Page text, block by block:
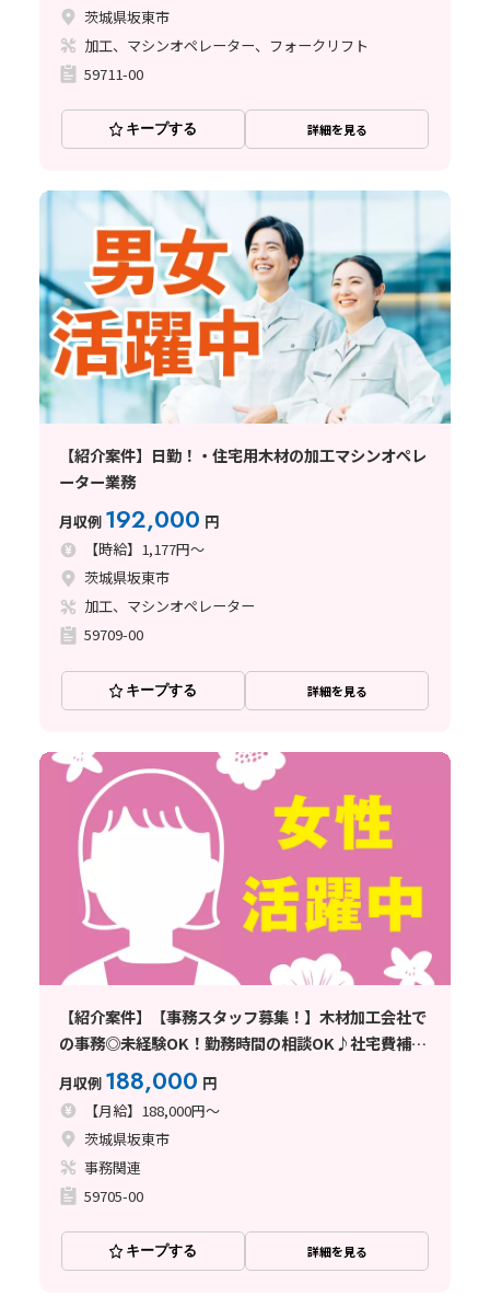
茨城県坂東市
加工、マシンオペレーター、フォークリフト
59711-00
キープする 詳細を見る
【紹介案件】日勤！・住宅用木材の加工マシンオペレ
ーター業務
月収例 192,000 円
【時給】1,177円～
茨城県坂東市
加工、マシンオペレーター
59709-00
キープする 詳細を見る
【紹介案件】【事務スタッフ募集！】木材加工会社で
の事務◎未経験OK！勤務時間の相談OK♪社宅費補助
月収例 188,000 円
【月給】188,000円～
茨城県坂東市
事務関連
59705-00
キープする 詳細を見る